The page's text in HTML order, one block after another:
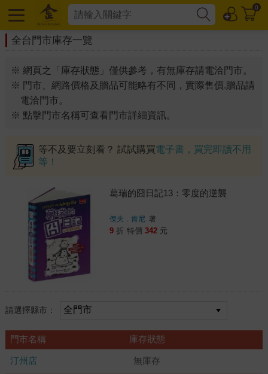
0
全台門市庫存一覽
※ 網頁之「庫存狀態」僅供參考，有無庫存請電洽門市。
※ 門市、網路價格及贈品可能略有不同，實際售價.贈品請
電洽門市。
※ 點擊門市名稱可查看門市詳細資訊。
等不及要立刻看？ 試試購買電子書，買完即讀不用
等！
葛瑞的囧日記13：零度的逆襲
傑夫．肯尼 著
9 折 特價 342 元
請選擇縣市：
門市名稱 庫存狀態
汀州店 無庫存